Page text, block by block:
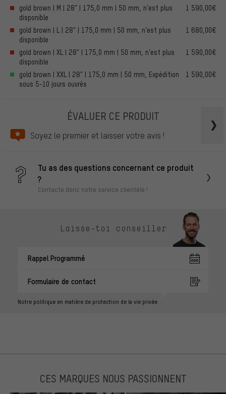
gold brown | M | 28" | 175,0 mm | 50 mm, n’est plus
disponible
1 590,00€
gold brown | L | 28" | 175,0 mm | 50 mm, n’est plus
disponible
1 680,00€
gold brown | XL | 28" | 175,0 mm | 50 mm, n’est plus
disponible
1 590,00€
gold brown | XXL | 28" | 175,0 mm | 50 mm, Expédition
sous 5-10 jours ouvrés
1 590,00€
ÉVALUER CE PRODUIT
Soyez le premier et laisser votre avis !
Tu as des questions concernant ce produit
?
Contacte donc notre service clientèle !
Laisse-toi conseiller
Rappel Programmé
Formulaire de contact
Notre politique en matière de protection de la vie privée
CES MARQUES NOUS PASSIONNENT